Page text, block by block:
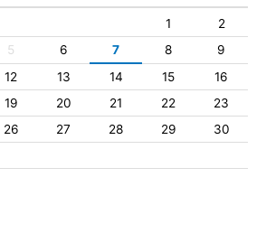
1
2
5 6 7 8
9
12 13 14 15
16
19 20 21 22
23
26 27 28 29
30